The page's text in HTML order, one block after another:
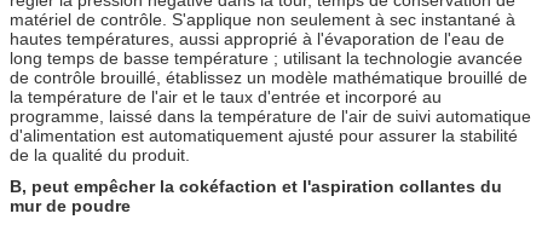
matériel de contrôle. S'applique non seulement à sec instantané à
hautes températures, aussi approprié à l'évaporation de l'eau de
long temps de basse température ; utilisant la technologie avancée
de contrôle brouillé, établissez un modèle mathématique brouillé de
la température de l'air et le taux d'entrée et incorporé au
programme, laissé dans la température de l'air de suivi automatique
d'alimentation est automatiquement ajusté pour assurer la stabilité
de la qualité du produit.
B, peut empêcher la cokéfaction et l'aspiration collantes du
mur de poudre